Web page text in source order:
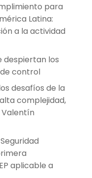
para
Latina:
a la actividad
despiertan los
control
desafíos de la
complejidad,
aplicable a